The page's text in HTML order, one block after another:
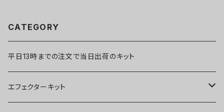
CATEGORY
平日13時までの注文で当日出荷のキット
エフェクターキット